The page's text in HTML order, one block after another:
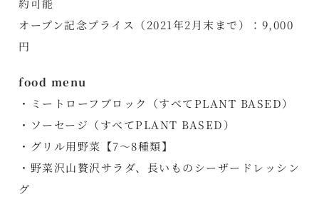
約可能
オープン記念プライス（2021年2月末まで）：9,000
円
food menu
・ミートローフブロック（すべてPLANT BASED）
・ソーセージ（すべてPLANT BASED）
・グリル用野菜【7～8種類】
・野菜沢山贅沢サラダ、長いものシーザードレッシン
グ